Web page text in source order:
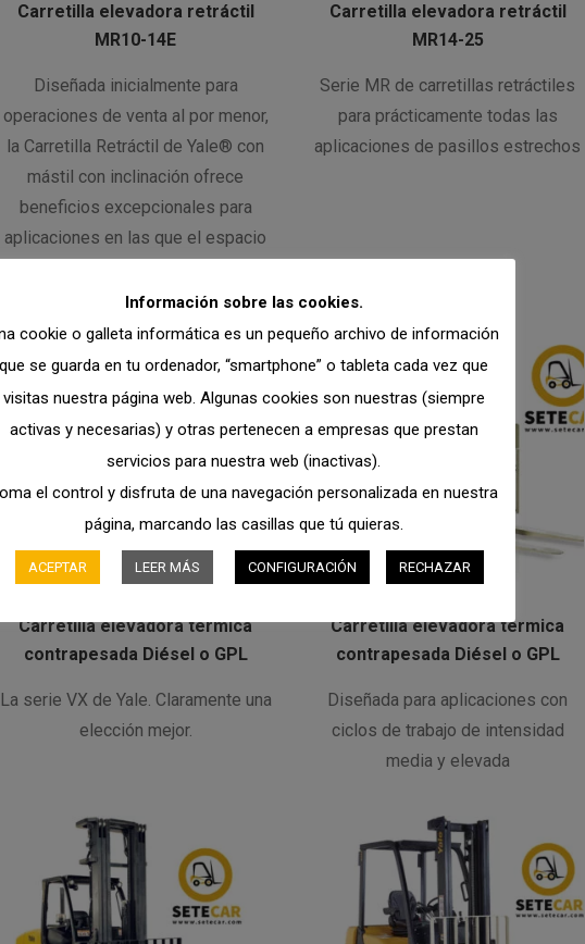
Carretilla elevadora retráctil
MR10-14E
Diseñada inicialmente para
operaciones de venta al por menor,
la Carretilla Retráctil de Yale® con
mástil con inclinación ofrece
beneficios excepcionales para
aplicaciones en las que el espacio
Carretilla elevadora retráctil
MR14-25
Serie MR de carretillas retráctiles
para prácticamente todas las
aplicaciones de pasillos estrechos
Carretilla elevadora térmica
contrapesada Diésel o GPL
La serie VX de Yale. Claramente una
elección mejor.
Carretilla elevadora térmica
contrapesada Diésel o GPL
Diseñada para aplicaciones con
ciclos de trabajo de intensidad
media y elevada
Información sobre las cookies.
cookie o galleta informática es un pequeño archivo de información
que se guarda en tu ordenador, “smartphone” o tableta cada vez que
visitas nuestra página web. Algunas cookies son nuestras (siempre
activas y necesarias) y otras pertenecen a empresas que prestan
servicios para nuestra web (inactivas).
el control y disfruta de una navegación personalizada en nuestra
página, marcando las casillas que tú quieras.
ACEPTAR LEER MÁS CONFIGURACIÓN RECHAZAR